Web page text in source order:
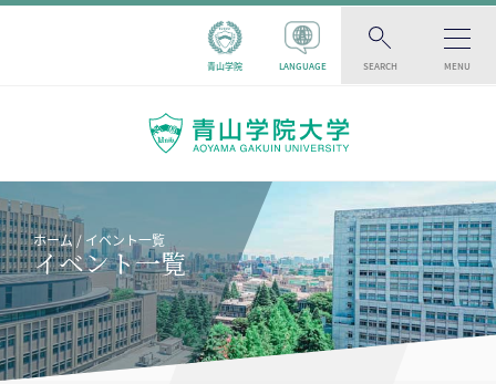
青山学院 LANGUAGE SEARCH MENU
ホーム イベント一覧
イベント一覧